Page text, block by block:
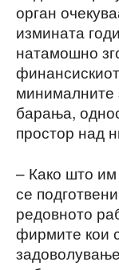
орган
измината
натамошно
минималните
барања,
простор над
– Како што
се
редовното
фирмите кои